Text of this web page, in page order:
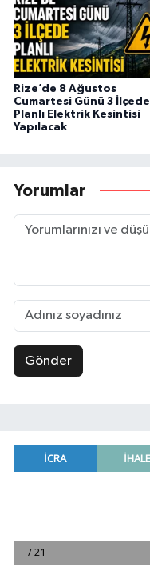
Rize’de 8 Ağustos
Cumartesi Günü 3 İlçede
Planlı Elektrik Kesintisi
Yapılacak
Yorumlar
Gönder